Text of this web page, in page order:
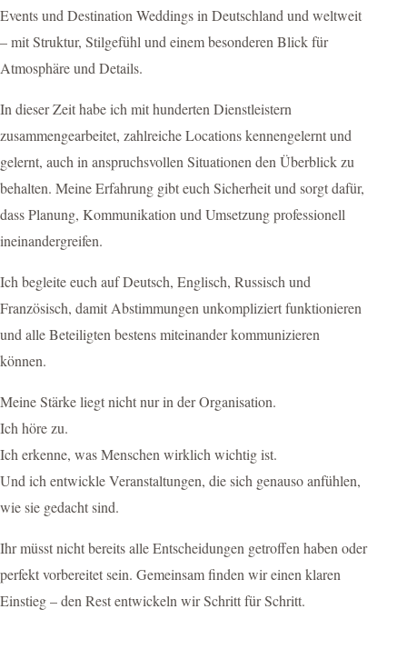
Events und Destination Weddings in Deutschland und weltweit
– mit Struktur, Stilgefühl und einem besonderen Blick für
Atmosphäre und Details.
In dieser Zeit habe ich mit hunderten Dienstleistern
zusammengearbeitet, zahlreiche Locations kennengelernt und
gelernt, auch in anspruchsvollen Situationen den Überblick zu
behalten. Meine Erfahrung gibt euch Sicherheit und sorgt dafür,
dass Planung, Kommunikation und Umsetzung professionell
ineinandergreifen.
Ich begleite euch auf Deutsch, Englisch, Russisch und
Französisch, damit Abstimmungen unkompliziert funktionieren
und alle Beteiligten bestens miteinander kommunizieren
können.
Meine Stärke liegt nicht nur in der Organisation.
Ich höre zu.
Ich erkenne, was Menschen wirklich wichtig ist.
Und ich entwickle Veranstaltungen, die sich genauso anfühlen,
wie sie gedacht sind.
Ihr müsst nicht bereits alle Entscheidungen getroffen haben oder
perfekt vorbereitet sein. Gemeinsam finden wir einen klaren
Einstieg – den Rest entwickeln wir Schritt für Schritt.